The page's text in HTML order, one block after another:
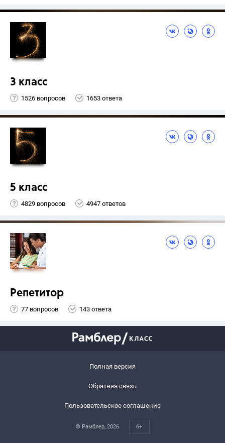
3 класс
1526 вопросов 1653 ответа
5 класс
4829 вопросов 4947 ответов
Репетитор
77 вопросов 143 ответа
Полная версия
Обратная связь
Пользовательское соглашение
© Рамблер, 2026 6+